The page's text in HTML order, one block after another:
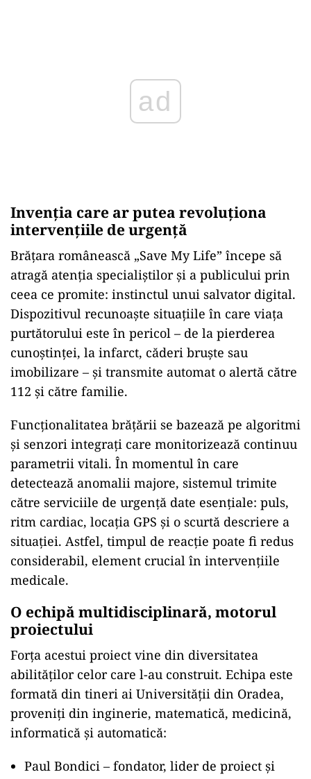
Invenția care ar putea revoluționa
intervențiile de urgență
Brățara românească „Save My Life” începe să
atragă atenția specialiștilor și a publicului prin
ceea ce promite: instinctul unui salvator digital.
Dispozitivul recunoaște situațiile în care viața
purtătorului este în pericol – de la pierderea
cunoștinței, la infarct, căderi bruște sau
imobilizare – și transmite automat o alertă către
112 și către familie.
Funcționalitatea brățării se bazează pe algoritmi
și senzori integrați care monitorizează continuu
parametrii vitali. În momentul în care
detectează anomalii majore, sistemul trimite
către serviciile de urgență date esențiale: puls,
ritm cardiac, locația GPS și o scurtă descriere a
situației. Astfel, timpul de reacție poate fi redus
considerabil, element crucial în intervențiile
medicale.
O echipă multidisciplinară, motorul
proiectului
Forța acestui proiect vine din diversitatea
abilităților celor care l-au construit. Echipa este
formată din tineri ai Universității din Oradea,
proveniți din inginerie, matematică, medicină,
informatică și automatică:
Paul Bondici – fondator, lider de proiect și